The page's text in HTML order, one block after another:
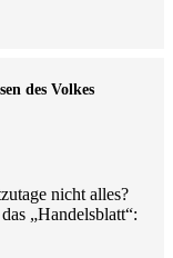
des Volkes
nicht alles?
„Handelsblatt“: